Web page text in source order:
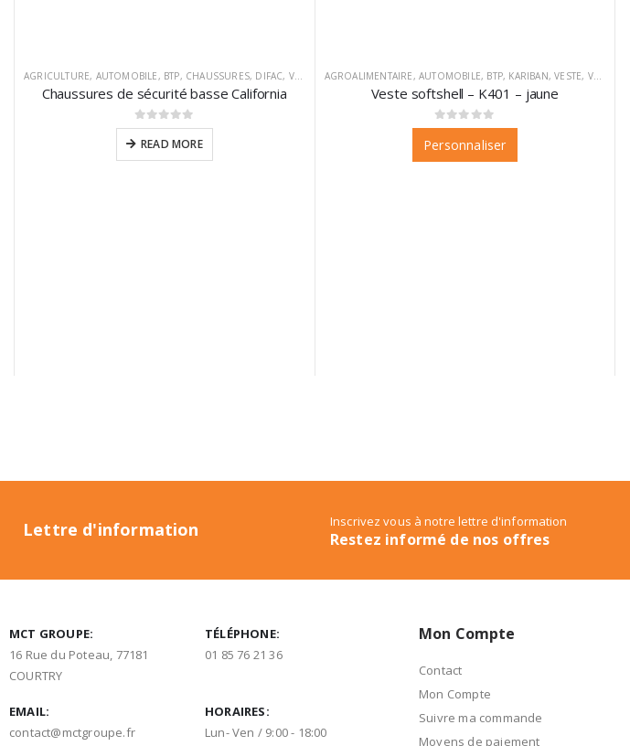
AGRICULTURE, AUTOMOBILE, BTP, CHAUSSURES, DIFAC, VM FOOTWEAR
Chaussures de sécurité basse California
0sur 5
READ MORE
AGROALIMENTAIRE, AUTOMOBILE, BTP, KARIBAN,VESTE, VÊTEMENTS
Veste softshell – K401 – jaune
0sur 5
Personnaliser
Lettre d'information Inscrivez vous à notre lettre d'information
Restez informé de nos offres
MCT GROUPE:
16 Rue du Poteau, 77181
COURTRY
TÉLÉPHONE:
01 85 76 21 36
EMAIL:
contact@mctgroupe.fr
HORAIRES:
Lun- Ven / 9:00 - 18:00
Mon Compte
Contact
Mon Compte
Suivre ma commande
Moyens de paiement